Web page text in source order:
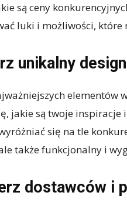
są ceny
luki i możliwości, które
unikalny design
elementów
jakie są twoje inspiracje
się na tle
także funkcjonalny i
dostawców i